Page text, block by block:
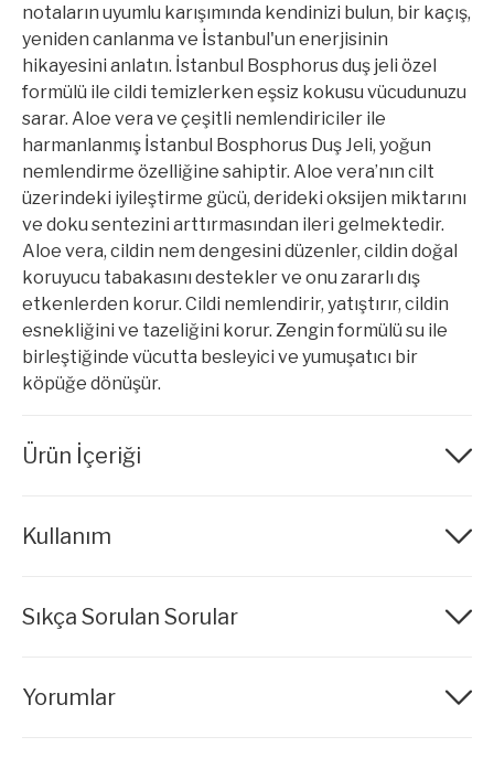
notaların uyumlu karışımında kendinizi bulun, bir kaçış,
yeniden canlanma ve İstanbul'un enerjisinin
hikayesini anlatın. İstanbul Bosphorus duş jeli özel
formülü ile cildi temizlerken eşsiz kokusu vücudunuzu
sarar. Aloe vera ve çeşitli nemlendiriciler ile
harmanlanmış İstanbul Bosphorus Duş Jeli, yoğun
nemlendirme özelliğine sahiptir. Aloe vera’nın cilt
üzerindeki iyileştirme gücü, derideki oksijen miktarını
ve doku sentezini arttırmasından ileri gelmektedir.
Aloe vera, cildin nem dengesini düzenler, cildin doğal
koruyucu tabakasını destekler ve onu zararlı dış
etkenlerden korur. Cildi nemlendirir, yatıştırır, cildin
esnekliğini ve tazeliğini korur. Zengin formülü su ile
birleştiğinde vücutta besleyici ve yumuşatıcı bir
köpüğe dönüşür.
Ürün İçeriği
Cocamide DEA, Parfum (Fragrance), Cocamidopropyl
Kullanım
(small size) formu sayesinde seyahatler için idealdir.
Sıkça Sorulan Sorular
Yorumlar